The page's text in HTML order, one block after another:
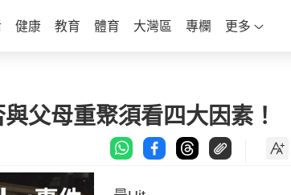
健康 教育 體育 大灣區 專欄 更多
父母重聚須看四大因素！